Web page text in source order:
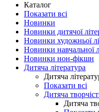
Каталог
Показати всі
Новинки
Новинки дитячої
Новинки художньої
Новинки навчальної
Новинки нон-фікшн
Дитяча література
Дитяча
Показати всі
Дитяча
Дитяча